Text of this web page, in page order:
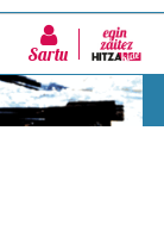
Sartu